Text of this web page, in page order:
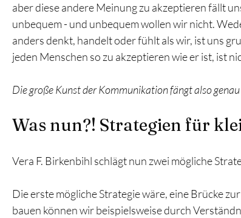
aber diese andere Meinung zu akzeptieren fällt
unbequem - und unbequem wollen wir nicht.
anders denkt, handelt oder fühlt als wir, ist uns
jeden Menschen so zu akzeptieren wie er ist, ist
Die große Kunst der Kommunikation fängt also genau
Was nun?! Strategien für
Vera F. Birkenbihl schlägt nun zwei mögliche
Die erste mögliche Strategie wäre, eine Brücke
bauen können wir beispielsweise durch